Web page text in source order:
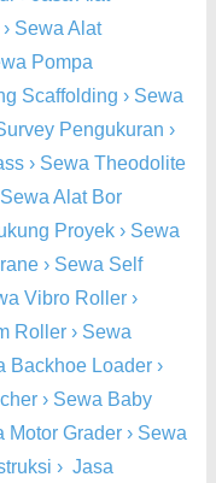
› Sewa Alat
Pompa
Scaffolding › Sewa
Pengukuran ›
› Sewa Theodolite
Sewa Alat Bor
Proyek › Sewa
› Sewa Self
Vibro Roller ›
Roller › Sewa
Backhoe Loader ›
› Sewa Baby
Motor Grader › Sewa
› Jasa